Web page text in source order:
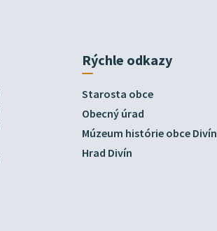
Rýchle odkazy
Starosta obce
Obecný úrad
Múzeum histórie obce Divín
Hrad Divín